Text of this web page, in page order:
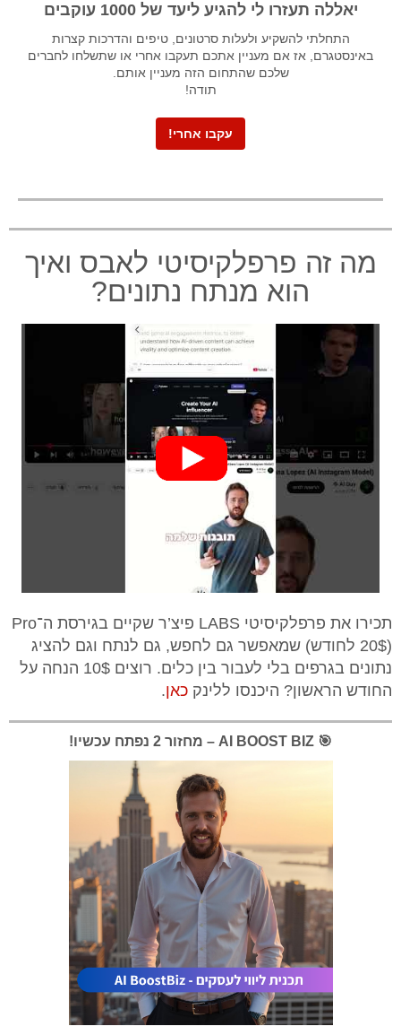
יאללה תעזרו לי להגיע ליעד של 1000 עוקבים
התחלתי להשקיע ולעלות סרטונים, טיפים והדרכות קצרות
באינסטגרם, אז אם מעניין אתכם תעקבו אחרי או שתשלחו לחברים
שלכם שהתחום הזה מעניין אותם.
תודה!
עקבו אחרי!
מה זה פרפלקיסיטי לאבס ואיך
הוא מנתח נתונים?
תכירו את פרפלקיסיטי LABS פיצ’ר שקיים בגירסת ה־Pro
(20$ לחודש) שמאפשר גם לחפש, גם לנתח וגם להציג
נתונים בגרפים בלי לעבור בין כלים. רוצים 10$ הנחה על
החודש הראשון? היכנסו ללינק כאן.
🎯 AI BOOST BIZ – מחזור 2 נפתח עכשיו!